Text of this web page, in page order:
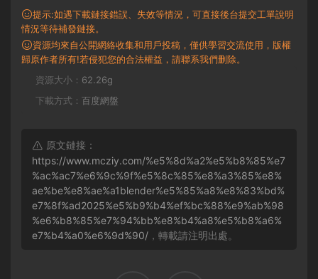
提示:如遇下載鏈接錯誤、失效等情況，可直接後台提交工單說明
情況等待補發鏈接。
資源均來自公開網絡收集和用戶投稿，僅供學習交流使用，版權
歸原作者所有!若侵犯您的合法權益，請聯系我們删除。
資源大小： 62.26g
下載方式： 百度網盤
原文鏈接：
https://www.mcziy.com/%e5%8d%a2%e5%b8%85%e7
%ac%ac7%e6%9c%9f%e5%8c%85%e8%a3%85%e8%
ae%be%e8%ae%a1blender%e5%85%a8%e8%83%bd%
e7%8f%ad2025%e5%b9%b4%ef%bc%88%e9%ab%98
%e6%b8%85%e7%94%bb%e8%b4%a8%e5%b8%a6%
e7%b4%a0%e6%9d%90/ ，轉載請注明出處。